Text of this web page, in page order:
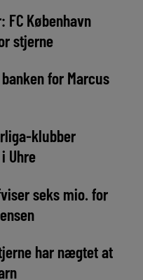
FC København
stjerne
for Marcus
klubber
Uhre
seks mio. for
har nægtet at